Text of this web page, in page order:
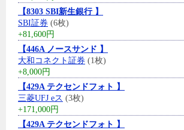
【8303 SBI新生銀行 】
SBI証券 (6枚)
+81,600円
【446A ノースサンド 】
大和コネクト証券 (1枚)
+8,000円
【429A テクセンドフォト 】
三菱UFJ eス (3枚)
+171,000円
【429A テクセンドフォト 】